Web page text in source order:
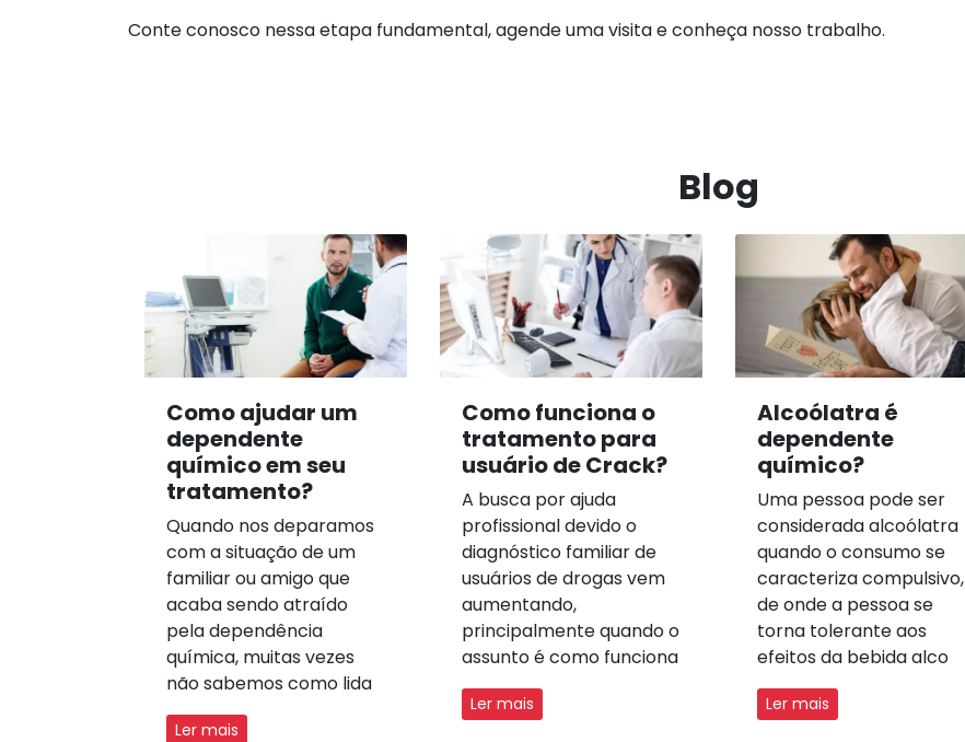
Conte conosco nessa etapa fundamental, agende uma visita e conheça nosso trabalho.
Blog
Como ajudar um
dependente
químico em seu
tratamento?
Quando nos deparamos
com a situação de um
familiar ou amigo que
acaba sendo atraído
pela dependência
química, muitas vezes
não sabemos como lida
Ler mais
Como funciona o
tratamento para
usuário de Crack?
A busca por ajuda
profissional devido o
diagnóstico familiar de
usuários de drogas vem
aumentando,
principalmente quando o
assunto é como funciona
Ler mais
Alcoólatra é
dependente
químico?
Uma pessoa pode ser
considerada alcoólatra
quando o consumo se
caracteriza compulsivo,
de onde a pessoa se
torna tolerante aos
efeitos da bebida alco
Ler mais